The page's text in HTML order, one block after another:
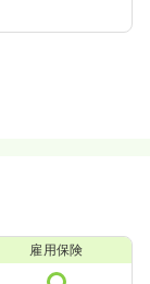
雇用保険